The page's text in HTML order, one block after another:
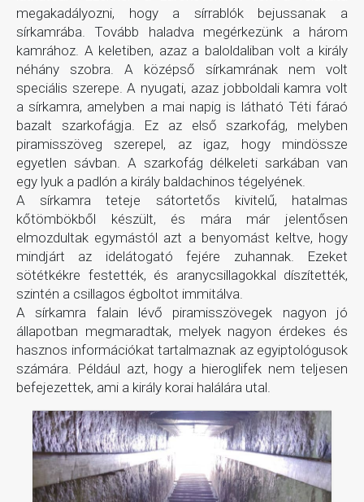
megakadályozni, hogy a sírrablók bejussanak a
sírkamrába. Tovább haladva megérkezünk a három
kamrához. A keletiben, azaz a baloldaliban volt a király
néhány szobra. A középső sírkamrának nem volt
speciális szerepe. A nyugati, azaz jobboldali kamra volt
a sírkamra, amelyben a mai napig is látható Téti fáraó
bazalt szarkofágja. Ez az első szarkofág, melyben
piramisszöveg szerepel, az igaz, hogy mindössze
egyetlen sávban. A szarkofág délkeleti sarkában van
egy lyuk a padlón a király baldachinos tégelyének.
A sírkamra teteje sátortetős kivitelű, hatalmas
kőtömbökből készült, és mára már jelentősen
elmozdultak egymástól azt a benyomást keltve, hogy
mindjárt az idelátogató fejére zuhannak. Ezeket
sötétkékre festették, és aranycsillagokkal díszítették,
szintén a csillagos égboltot immitálva.
A sírkamra falain lévő piramisszövegek nagyon jó
állapotban megmaradtak, melyek nagyon érdekes és
hasznos információkat tartalmaznak az egyiptológusok
számára. Például azt, hogy a hieroglifek nem teljesen
befejezettek, ami a király korai halálára utal.